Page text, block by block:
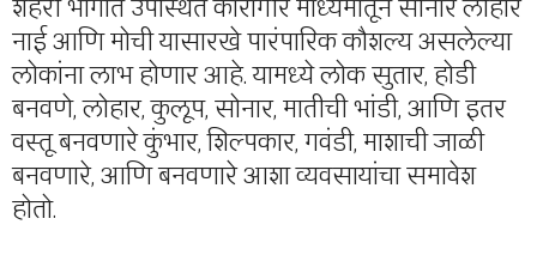
शहरी भागात उपस्थित कारागीर माध्यमातून सोनार लोहार
नाई आणि मोची यासारखे पारंपारिक कौशल्य असलेल्या
लोकांना लाभ होणार आहे. यामध्ये लोक सुतार, होडी
बनवणे, लोहार, कुलूप, सोनार, मातीची भांडी, आणि इतर
वस्तू बनवणारे कुंभार, शिल्पकार, गवंडी, माशाची जाळी
बनवणारे, आणि बनवणारे आशा व्यवसायांचा समावेश
होतो.